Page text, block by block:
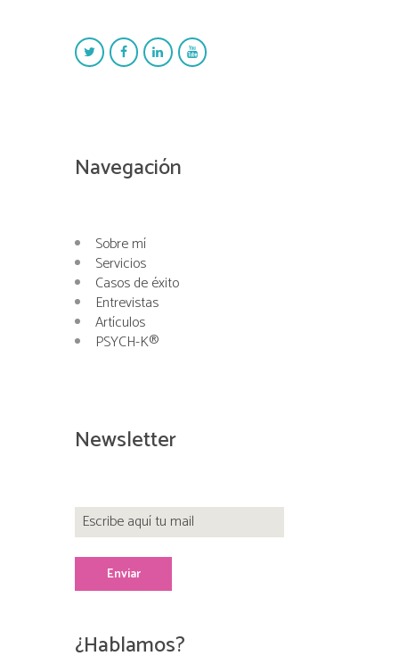
Navegación
Sobre mí
Servicios
Casos de éxito
Entrevistas
Artículos
PSYCH-K®
Newsletter
¿Hablamos?